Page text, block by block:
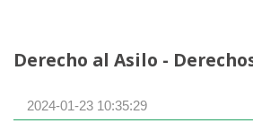
Derecho al Asilo -
2024-01-23 10:35:29